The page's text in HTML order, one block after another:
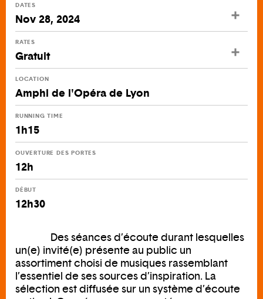
DATES
Nov 28, 2024
RATES
Gratuit
LOCATION
Amphi de l'Opéra de Lyon
RUNNING TIME
1h15
OUVERTURE DES PORTES
12h
DÉBUT
12h30
Des séances d’écoute durant lesquelles
un(e) invité(e) présente au public un
assortiment choisi de musiques rassemblant
l’essentiel de ses sources d’inspiration. La
sélection est diffusée sur un système d’écoute